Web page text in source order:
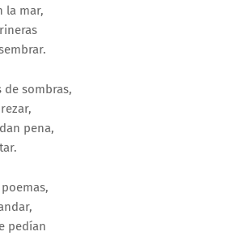
la mar,
de sombras,
pena,
pedían